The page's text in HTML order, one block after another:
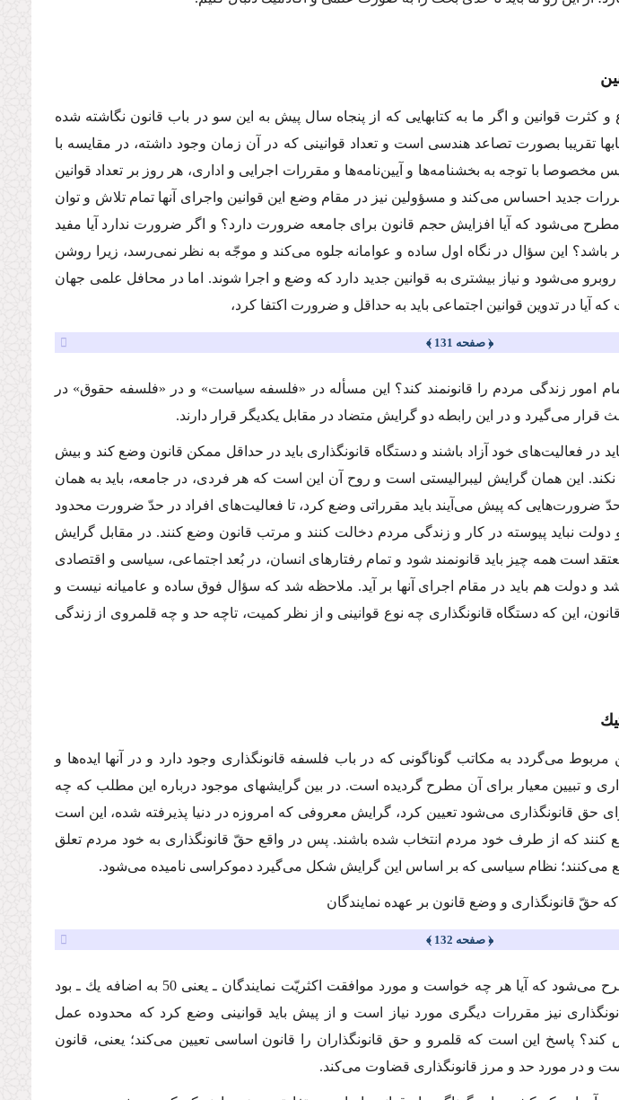
كثرت قوانین و اگر ما به كتابهایى كه از پنجاه سال پیش به این سو در باب قانون نگاشته شده
تقریبا بصورت تصاعد هندسى است و تعداد قوانینى كه در آن زمان وجود داشته، در مقایسه با
با توجه به بخشنامه‌ها و آیین‌نامه‌ها و مقررات اجرایى و ادارى، هر روز بر تعداد قوانین
جدید احساس مى‌كند و مسؤولین نیز در مقام وضع این قوانین واجراى آنها تمام تلاش و توان
مطرح مى‌شود كه آیا افزایش حجم قانون براى جامعه ضرورت دارد؟ و اگر ضرورت ندارد آیا مفید
باشد؟ این سؤال در نگاه اول ساده و عوامانه جلوه مى‌كند و موجّه به نظر نمى‌رسد، زیرا روشن
مى‌شود و نیاز بیشترى به قوانین جدید دارد كه وضع و اجرا شوند. اما در محافل علمى جهان
در تدوین قوانین اجتماعى باید به حداقل و ضرورت اكتفا كرد،
﴿ صفحه 131 ﴾
تمام امور زندگى مردم را قانونمند كند؟ این مسأله در «فلسفه سیاست» و در «فلسفه حقوق» در
مى‌گیرد و در این رابطه دو گرایش متضاد در مقابل یكدیگر قرار دارند.
در فعالیت‌هاى خود آزاد باشند و دستگاه قانونگذارى باید در حداقل ممكن قانون وضع كند و بیش
این همان گرایش لیبرالیستى است و روح آن این است كه هر فردى، در جامعه، باید به همان
ضرورت‌هایى كه پیش مى‌آیند باید مقرراتى وضع كرد، تا فعالیت‌هاى افراد در حدّ ضرورت محدود
دولت نباید پیوسته در كار و زندگى مردم دخالت كنند و مرتب قانون وضع كنند. در مقابل گرایش
است همه چیز باید قانونمند شود و تمام رفتارهاى انسان، در بُعد اجتماعى، سیاسى و اقتصادى
و دولت هم باید در مقام اجراى آنها بر آید. ملاحظه شد كه سؤال فوق ساده و عامیانه نیست و
این كه دستگاه قانونگذارى چه نوع قوانینى و از نظر كمیت، تاچه حد و چه قلمروى از زندگى
مى‌گردد به مكاتب گوناگونى كه در باب فلسفه قانونگذارى وجود دارد و در آنها ایده‌ها و
و تبیین معیار براى آن مطرح گردیده است. در بین گرایشهاى موجود درباره این مطلب كه چه
حق قانونگذارى مى‌شود تعیین كرد، گرایش معروفى كه امروزه در دنیا پذیرفته شده، این است
كنند كه از طرف خود مردم انتخاب شده باشند. پس در واقع حقّ قانونگذارى به خود مردم تعلق
مى‌كنند؛ نظام سیاسى كه بر اساس این گرایش شكل مى‌گیرد دموكراسى نامیده مى‌شود.
قانونگذارى و وضع قانون بر عهده نمایندگان
﴿ صفحه 132 ﴾
منتخب مردم نهاده شده، این سؤال مطرح مى‌شود كه آیا هر چه خواست و مورد موافقت اكثریّت نمایندگان ـ یعنى 50 به اضافه یك ـ بود
نیز مقررات دیگرى مورد نیاز است و از پیش باید قوانینى وضع كرد كه محدوده عمل
پاسخ این است كه قلمرو و حق قانونگذاران را قانون اساسى تعیین مى‌كند؛ یعنى، قانون
و در مورد حد و مرز قانونگذارى قضاوت مى‌كند.